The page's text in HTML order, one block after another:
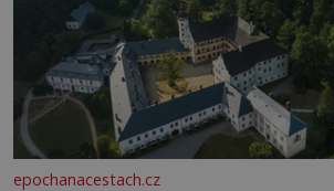
epochanacestach.cz